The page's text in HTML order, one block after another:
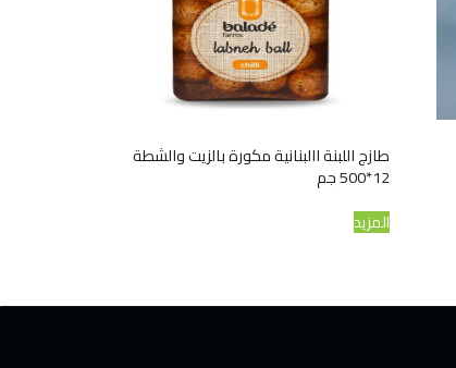
طازج اللبنة االبنانية مكورة بالزيت والشطة
12*500 جم
المزيد